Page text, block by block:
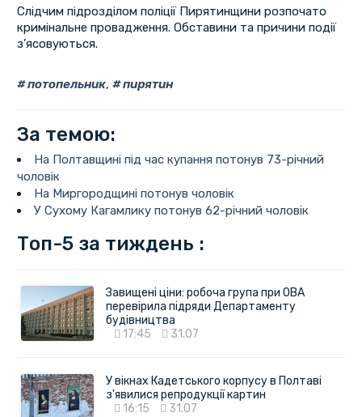
Слідчим підрозділом поліції Пирятинщини розпочато
кримінальне провадження. Обставини та причини події
з’ясовуються.
потопельник, пирятин
За темою:
На Полтавщині під час купання потонув 73-річний
чоловік
На Миргородщині потонув чоловік
У Сухому Кагамлику потонув 62-річний чоловік
Топ-5 за тиждень :
Завищені ціни: робоча група при ОВА
перевірила підряди Департаменту
будівництва
17:45
31.07
У вікнах Кадетського корпусу в Полтаві
з'явилися репродукції картин
16:15
31.07